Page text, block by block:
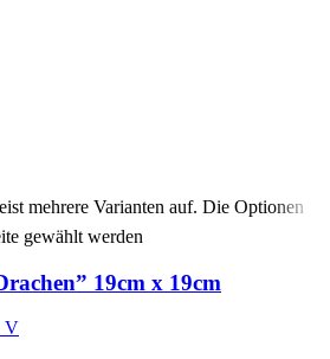
mehrere Varianten auf. Die Optionen
gewählt werden
19cm x 19cm
V